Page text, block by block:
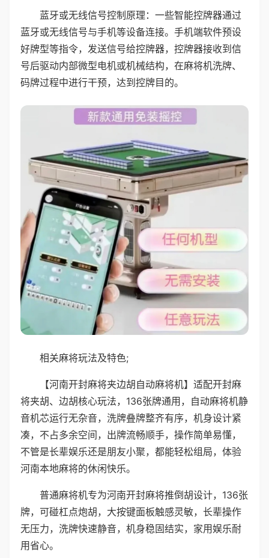
蓝牙或无线信号控制原理：一些智能控牌器通过
蓝牙或无线信号与手机等设备连接。手机端软件预设
好牌型等指令，发送信号给控牌器，控牌器接收到信
号后驱动内部微型电机或机械结构，在麻将机洗牌、
码牌过程中进行干预，达到控牌目的。
相关麻将玩法及特色;
【河南开封麻将夹边胡自动麻将机】适配开封麻
将夹胡、边胡核心玩法，136张牌通用，自动麻将机静
音机芯运行无杂音，洗牌叠牌整齐有序，机身设计紧
凑，不占多余空间，出牌流畅顺手，操作简单易懂，
不管是长辈娱乐还是朋友小聚，都能轻松组局，体验
河南本地麻将的休闲快乐。
普通麻将机专为河南开封麻将推倒胡设计，136张
牌，可碰杠点炮胡，大按键面板触感灵敏，长辈操作
无压力，洗牌快速静音，机身稳固结实，家用娱乐耐
用省心。